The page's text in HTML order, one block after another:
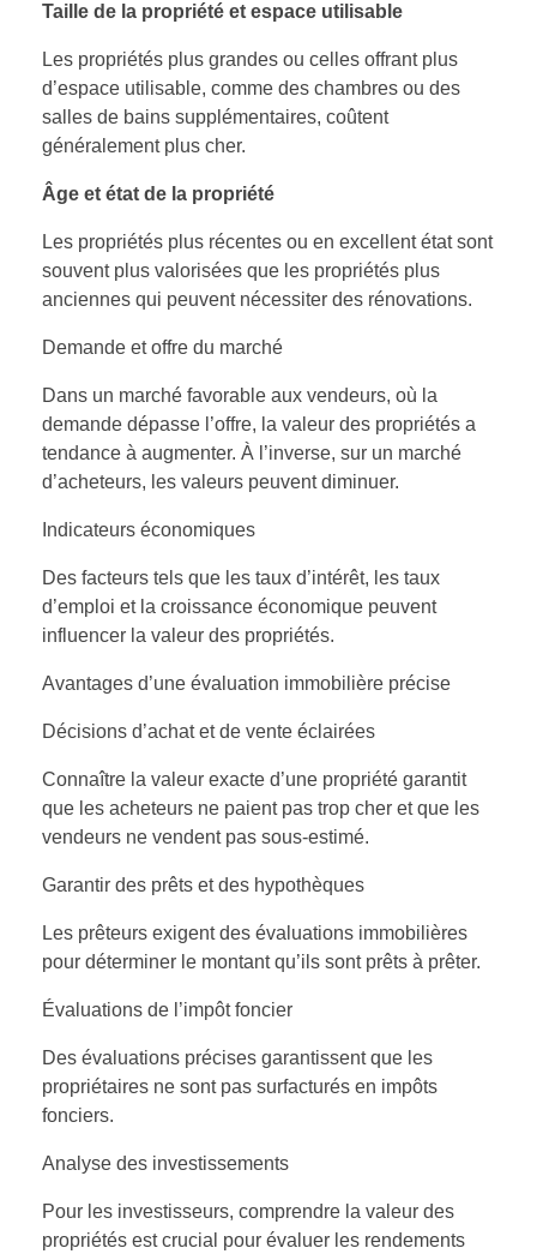
Taille de la propriété et espace utilisable
Les propriétés plus grandes ou celles offrant plus
d’espace utilisable, comme des chambres ou des
salles de bains supplémentaires, coûtent
généralement plus cher.
Âge et état de la propriété
Les propriétés plus récentes ou en excellent état sont
souvent plus valorisées que les propriétés plus
anciennes qui peuvent nécessiter des rénovations.
Demande et offre du marché
Dans un marché favorable aux vendeurs, où la
demande dépasse l’offre, la valeur des propriétés a
tendance à augmenter. À l’inverse, sur un marché
d’acheteurs, les valeurs peuvent diminuer.
Indicateurs économiques
Des facteurs tels que les taux d’intérêt, les taux
d’emploi et la croissance économique peuvent
influencer la valeur des propriétés.
Avantages d’une évaluation immobilière précise
Décisions d’achat et de vente éclairées
Connaître la valeur exacte d’une propriété garantit
que les acheteurs ne paient pas trop cher et que les
vendeurs ne vendent pas sous-estimé.
Garantir des prêts et des hypothèques
Les prêteurs exigent des évaluations immobilières
pour déterminer le montant qu’ils sont prêts à prêter.
Évaluations de l’impôt foncier
Des évaluations précises garantissent que les
propriétaires ne sont pas surfacturés en impôts
fonciers.
Analyse des investissements
Pour les investisseurs, comprendre la valeur des
propriétés est crucial pour évaluer les rendements